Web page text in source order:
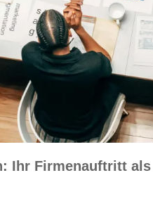
Ihr Firmenauftritt